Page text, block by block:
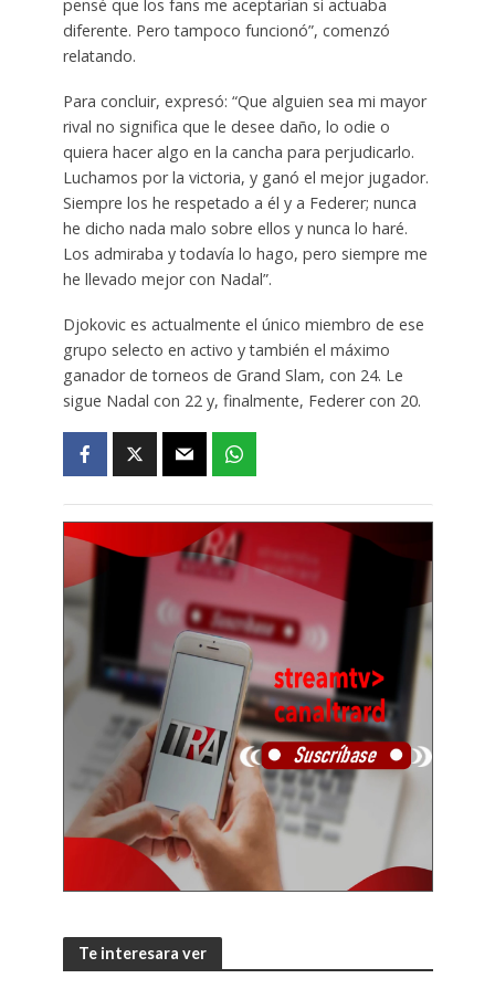
pensé que los fans me aceptarían si actuaba
diferente. Pero tampoco funcionó”, comenzó
relatando.
Para concluir, expresó: “Que alguien sea mi mayor
rival no significa que le desee daño, lo odie o
quiera hacer algo en la cancha para perjudicarlo.
Luchamos por la victoria, y ganó el mejor jugador.
Siempre los he respetado a él y a Federer; nunca
he dicho nada malo sobre ellos y nunca lo haré.
Los admiraba y todavía lo hago, pero siempre me
he llevado mejor con Nadal”.
Djokovic es actualmente el único miembro de ese
grupo selecto en activo y también el máximo
ganador de torneos de Grand Slam, con 24. Le
sigue Nadal con 22 y, finalmente, Federer con 20.
Te interesara ver